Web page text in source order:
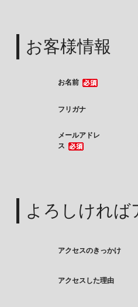
お客様情報
お名前
フリガナ
メールアドレ
ス
よろしければ
アクセスのきっかけ
アクセスした理由